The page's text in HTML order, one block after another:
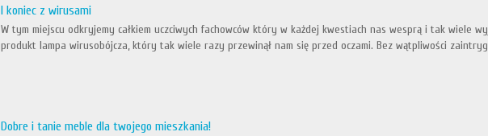
I koniec z wirusami
W tym miejscu odkryjemy całkiem uczciwych fachowców który w każdej kwestiach nas wesprą i tak wiele
produkt lampa wirusobójcza, który tak wiele razy przewinął nam się przed oczami. Bez wątpliwości
Dobre i tanie meble dla twojego mieszkania!